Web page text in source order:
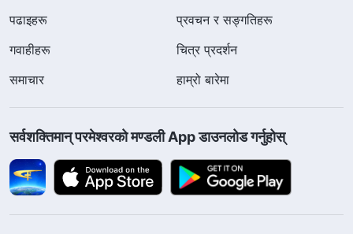
पढाइहरू
प्रवचन र सङ्गतिहरू
गवाहीहरू
चित्र प्रदर्शन
समाचार
हाम्रो बारेमा
सर्वशक्तिमान्‌ परमेश्‍वरको मण्डली App डाउनलोड गर्नुहोस्